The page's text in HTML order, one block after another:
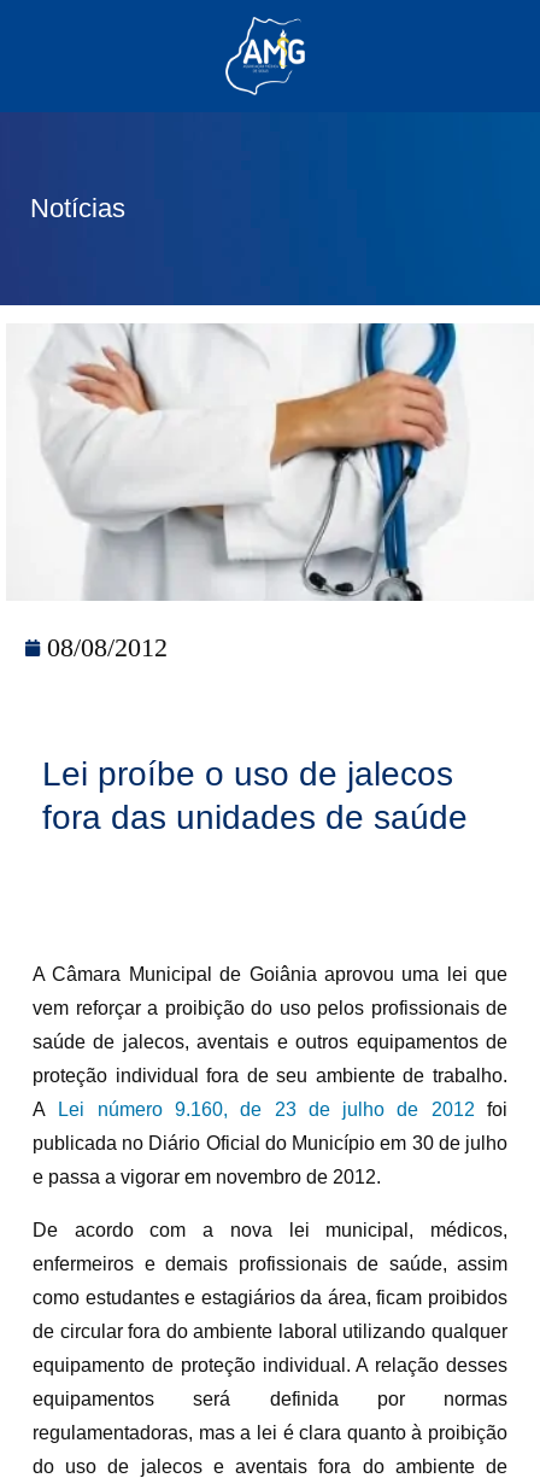
Notícias
08/08/2012
Lei proíbe o uso de jalecos
fora das unidades de saúde
A Câmara Municipal de Goiânia aprovou uma lei que
vem reforçar a proibição do uso pelos profissionais de
saúde de jalecos, aventais e outros equipamentos de
proteção individual fora de seu ambiente de trabalho.
A
Lei número 9.160, de 23 de julho de 2012 foi
publicada no Diário Oficial do Município em 30 de julho
e passa a vigorar em novembro de 2012.
De acordo com a nova lei municipal, médicos,
enfermeiros e demais profissionais de saúde, assim
como estudantes e estagiários da área, ficam proibidos
de circular fora do ambiente laboral utilizando qualquer
equipamento de proteção individual. A relação desses
equipamentos será definida por normas
regulamentadoras, mas a lei é clara quanto à proibição
do uso de jalecos e aventais fora do ambiente de